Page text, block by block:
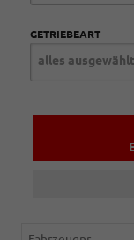
GETRIEBEART
alles ausgewählt
Fahrzeugnr.